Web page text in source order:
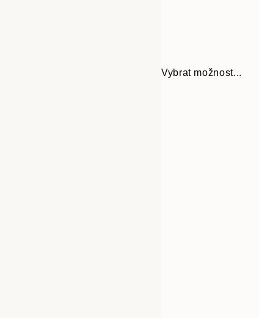
Vybrat možnost...